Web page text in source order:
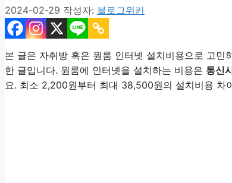
2024-02-29 작성자: 블로그위키
본 글은 자취방 혹은 원룸 인터넷 설치비용으로 고
한 글입니다. 원룸에 인터넷을 설치하는 비용은 통신
요. 최소 2,200원부터 최대 38,500원의 설치비용 차